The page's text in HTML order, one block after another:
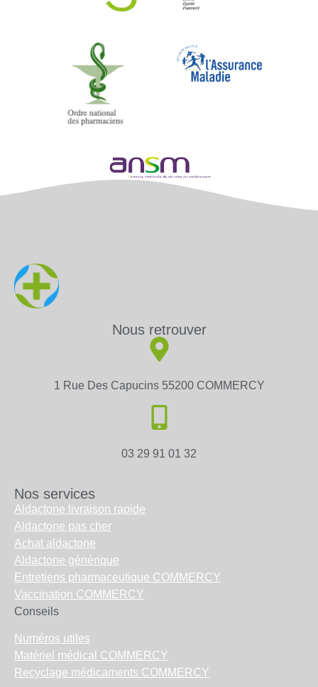
Nous retrouver
1 Rue Des Capucins 55200 COMMERCY
03 29 91 01 32
Nos services
Aldactone livraison rapide
Aldactone pas cher
Achat aldactone
Aldactone générique
Entretiens pharmaceutique COMMERCY
Vaccination COMMERCY
Conseils
Numéros utiles
Matériel médical COMMERCY
Recyclage médicaments COMMERCY